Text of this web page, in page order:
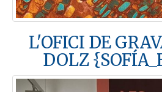
L'OFICI DE
DOLZ